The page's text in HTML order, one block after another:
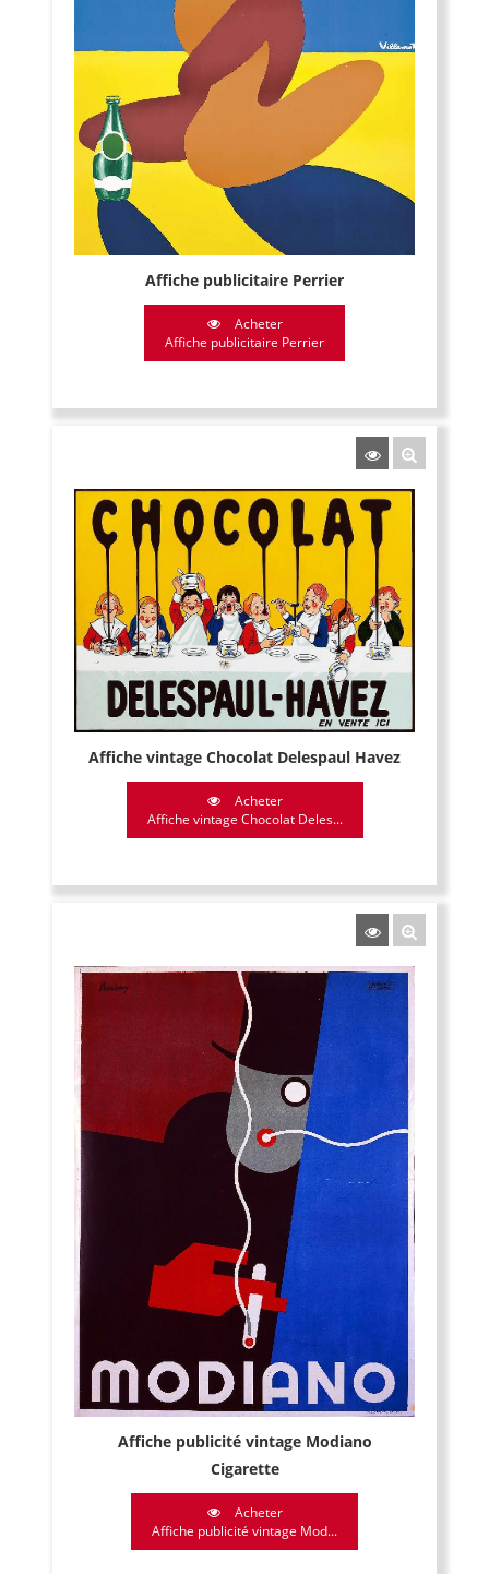
Affiche publicitaire Perrier
Acheter
Affiche publicitaire Perrier
Affiche vintage Chocolat Delespaul Havez
Acheter
Affiche vintage Chocolat Deles...
Affiche publicité vintage Modiano
Cigarette
Acheter
Affiche publicité vintage Mod...